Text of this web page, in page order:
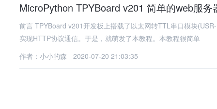
MicroPython TPYBoard v201 简单的web服务
前言 TPYBoard v201开发板上搭载了以太网转TTL串口模块
实现HTTP协议通信。于是，就萌发了本教程。本教程很简单
作者：小小的森
2020-07-20 21:03:35